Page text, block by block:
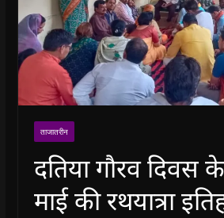
ताजातरीन
दतिया गौरव दिवस
माई की रथयात्रा